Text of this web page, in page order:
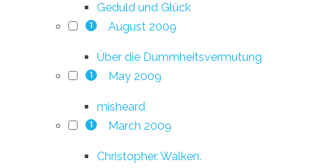
Geduld und Glück
1 August 2009
Über die Dummheitsvermutung
1 May 2009
misheard
1 March 2009
Christopher. Walken.